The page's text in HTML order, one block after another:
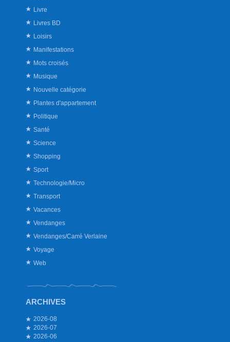
Livre
Livres BD
Loisirs
Manifestations
Mots croisés
Musique
Nouvelle catégorie
Plantes d'appartement
Politique
Santé
Science
Shopping
Sport
Technologie/Micro
Transport
Vacances
Vendanges
Vendanges/Carré Verlaine
Voyage
Web
ARCHIVES
2026-08
2026-07
2026-06